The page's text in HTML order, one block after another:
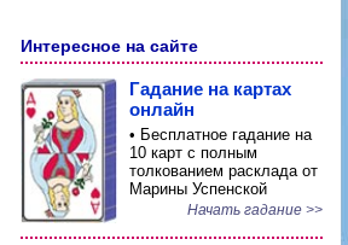
Интересное на сайте
Гадание на картах
онлайн
• Бесплатное гадание на
10 карт с полным
толкованием расклада от
Марины Успенской
Начать гадание >>